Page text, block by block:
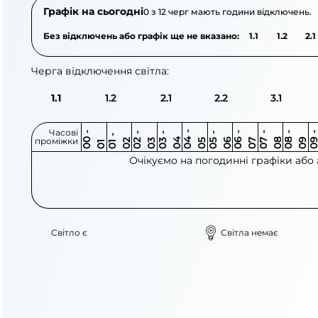
Графік на сьогодні0 з 12 черг мають години відключень.
Без відключень або графік ще не вказано: 1.1 1.2 2.1
Черга відключення світла:
1.1 1.2 2.1 2.2 3.1
Часові
проміжки 0
0
-
0 1 0
1
-
0 2 0 2
-
0 3 0 3
-
0 4 0 4
-
0 5 0 5
-
0 6 0 6
-
0 7 0 7
-
0 8 0 8
-
0 9 0
9
-
1
Очікуємо на погодинні графіки
Світло є Світла немає